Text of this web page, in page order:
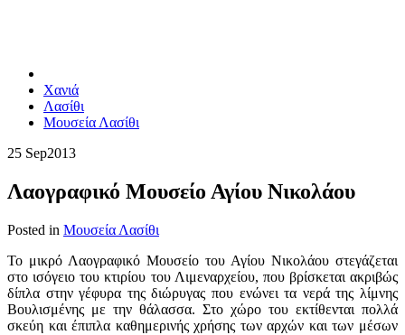
Χανιά
Λασίθι
Μουσεία Λασίθι
25 Sep2013
Λαογραφικό Μουσείο Αγίου Νικολάου
Posted in Μουσεία Λασίθι
Το μικρό Λαογραφικό Μουσείο του Αγίου Νικολάου στεγάζεται
στο ισόγειο του κτιρίου του Λιμεναρχείου, που βρίσκεται ακριβώς
δίπλα στην γέφυρα της διώρυγας που ενώνει τα νερά της λίμνης
Βουλισμένης με την θάλασσα. Στο χώρο του εκτίθενται πολλά
σκεύη και έπιπλα καθημερινής χρήσης των αρχών και των μέσων